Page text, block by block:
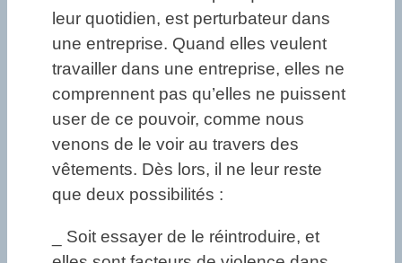
leur quotidien, est perturbateur dans
une entreprise. Quand elles veulent
travailler dans une entreprise, elles ne
comprennent pas qu’elles ne puissent
user de ce pouvoir, comme nous
venons de le voir au travers des
vêtements. Dès lors, il ne leur reste
que deux possibilités :
_ Soit essayer de le réintroduire, et